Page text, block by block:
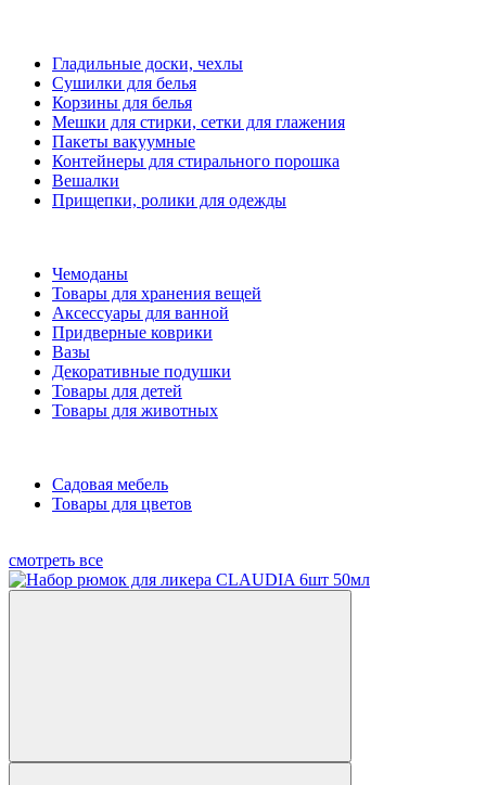
Гладильные доски, чехлы
Сушилки для белья
Корзины для белья
Мешки для стирки, сетки для глажения
Пакеты вакуумные
Контейнеры для стирального порошка
Вешалки
Прищепки, ролики для одежды
Чемоданы
Товары для хранения вещей
Аксессуары для ванной
Придверные коврики
Вазы
Декоративные подушки
Товары для детей
Товары для животных
Садовая мебель
Товары для цветов
смотреть все